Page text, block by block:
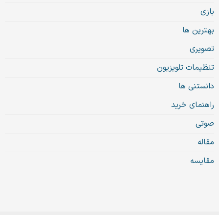
بازی
بهترین ها
تصویری
تنظیمات تلویزیون
دانستنی ها
راهنمای خرید
صوتی
مقاله
مقایسه